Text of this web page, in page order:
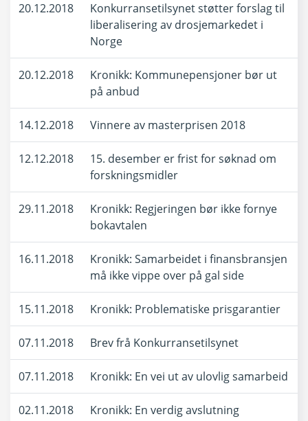
20.12.2018
Konkurransetilsynet støtter forslag til
liberalisering av drosjemarkedet i
Norge
20.12.2018
Kronikk: Kommunepensjoner bør ut
på anbud
14.12.2018 Vinnere av masterprisen 2018
12.12.2018
15. desember er frist for søknad om
forskningsmidler
29.11.2018
Kronikk: Regjeringen bør ikke fornye
bokavtalen
16.11.2018
Kronikk: Samarbeidet i finansbransjen
må ikke vippe over på gal side
15.11.2018 Kronikk: Problematiske prisgarantier
07.11.2018 Brev frå Konkurransetilsynet
07.11.2018 Kronikk: En vei ut av ulovlig samarbeid
02.11.2018 Kronikk: En verdig avslutning